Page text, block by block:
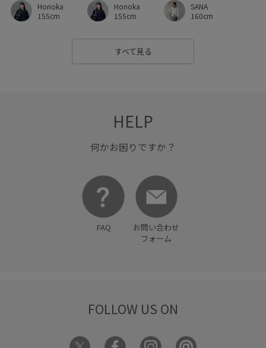
Honoka
155cm
Honoka
155cm
SANA
160cm
すべて見る
HELP
何かお困りですか？
FAQ
お問い合わせ
フォーム
FOLLOW US ON